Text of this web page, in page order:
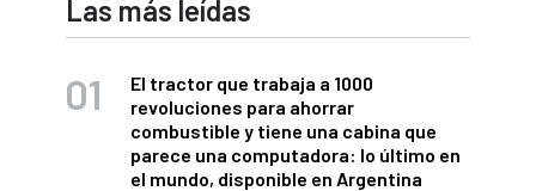
Las más leídas
El tractor que trabaja a 1000
revoluciones para ahorrar
combustible y tiene una cabina que
parece una computadora: lo último en
el mundo, disponible en Argentina